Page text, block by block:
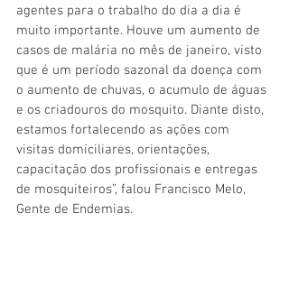
agentes para o trabalho do dia a dia é
muito importante. Houve um aumento de
casos de malária no mês de janeiro, visto
que é um período sazonal da doença com
o aumento de chuvas, o acumulo de águas
e os criadouros do mosquito. Diante disto,
estamos fortalecendo as ações com
visitas domiciliares, orientações,
capacitação dos profissionais e entregas
de mosquiteiros”, falou Francisco Melo,
Gente de Endemias.